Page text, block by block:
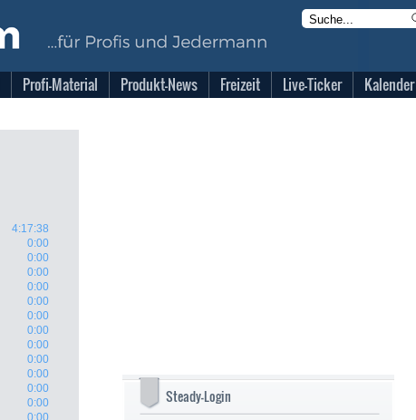
Profi-Material Produkt-News Freizeit Live-Ticker Kalender
4:17:38
0:00
0:00
0:00
0:00
0:00
0:00
0:00
0:00
0:00
0:00
0:00
0:00
0:00
Steady-Login